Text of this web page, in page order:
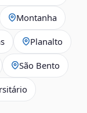
Montanha
Planalto
São Bento